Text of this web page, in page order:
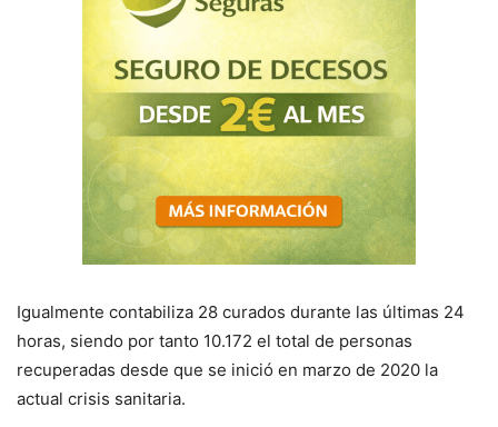
Igualmente contabiliza 28 curados durante las últimas 24
horas, siendo por tanto 10.172 el total de personas
recuperadas desde que se inició en marzo de 2020 la
actual crisis sanitaria.